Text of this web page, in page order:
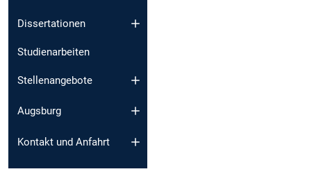
Dissertationen
Studienarbeiten
Stellenangebote
Augsburg
Kontakt und Anfahrt